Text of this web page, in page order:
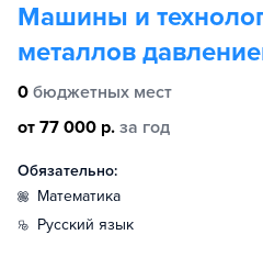
Машины и
металлов
0 бюджетных мест
от 77 000 р. за год
Обязательно:
математика
русский язык